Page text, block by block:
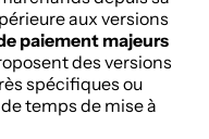
aux versions
paiement majeurs
des versions
spécifiques ou
temps de mise à